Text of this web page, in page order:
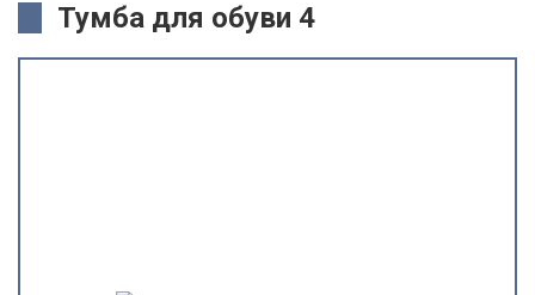
Тумба для обуви 4